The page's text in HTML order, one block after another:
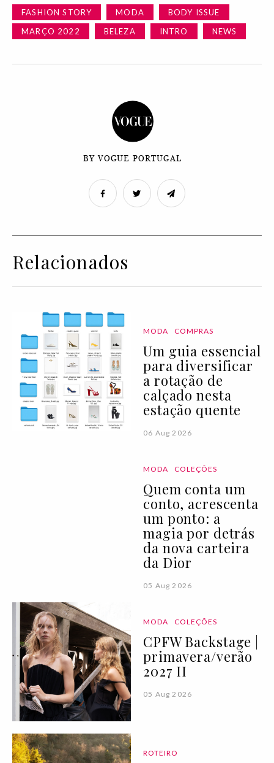
FASHION STORY MODA
BODY ISSUE
MARÇO 2022
BELEZA INTRO NEWS
BY VOGUE PORTUGAL
Relacionados
MODA COMPRAS
Um guia essencial
para diversificar
a rotação de
calçado nesta
estação quente
06 Aug 2026
MODA COLEÇÕES
Quem conta um
conto, acrescenta
um ponto: a
magia por detrás
da nova carteira
da Dior
05 Aug 2026
MODA COLEÇÕES
CPFW Backstage |
primavera/verão
2027 II
05 Aug 2026
ROTEIRO